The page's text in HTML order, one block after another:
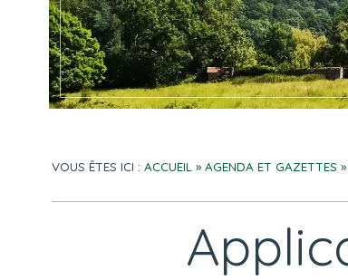
VOUS ÊTES ICI : ACCUEIL » AGENDA ET GAZETTES »